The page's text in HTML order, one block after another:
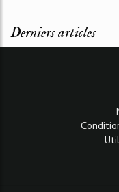
Derniers articles